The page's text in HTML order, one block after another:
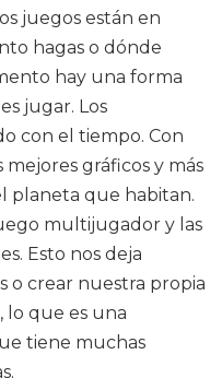
juegos están en
hagas o dónde
hay una forma
jugar. Los
con el tiempo. Con
mejores gráficos y más
planeta que habitan.
multijugador y las
Esto nos deja
o crear nuestra propia
lo que es una
tiene muchas